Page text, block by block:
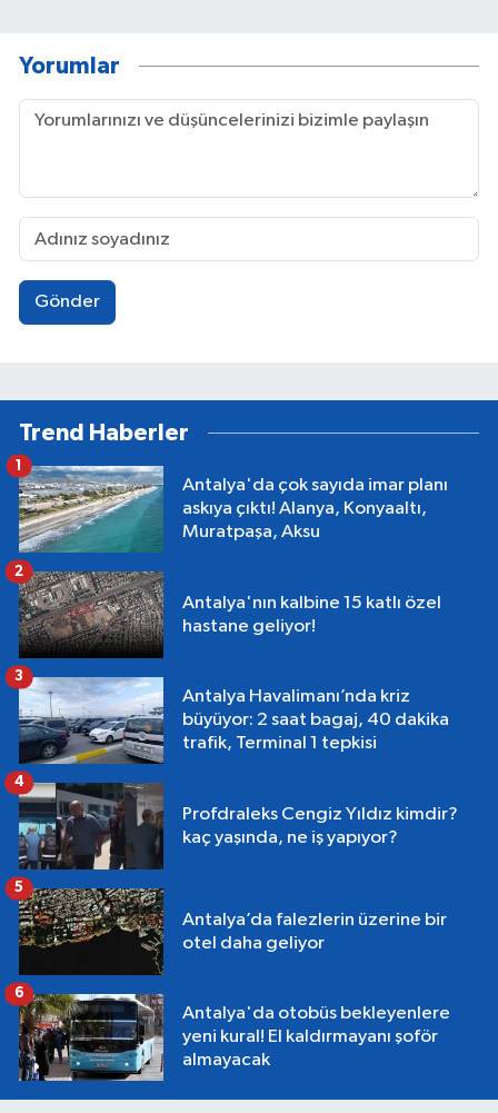
Yorumlar
Gönder
Trend Haberler
Antalya'da çok sayıda imar planı
askıya çıktı! Alanya, Konyaaltı,
Muratpaşa, Aksu
1
Antalya'nın kalbine 15 katlı özel
hastane geliyor!
2
Antalya Havalimanı’nda kriz
büyüyor: 2 saat bagaj, 40 dakika
trafik, Terminal 1 tepkisi
3
Profdraleks Cengiz Yıldız kimdir?
kaç yaşında, ne iş yapıyor?
4
Antalya’da falezlerin üzerine bir
otel daha geliyor
5
Antalya'da otobüs bekleyenlere
yeni kural! El kaldırmayanı şoför
almayacak
6